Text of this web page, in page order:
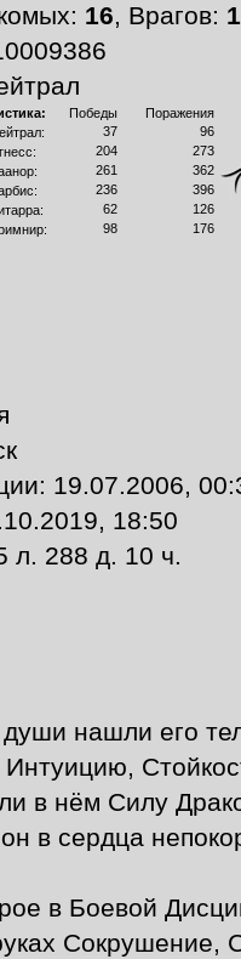
16, Врагов: 1
Победы
Поражения
37
96
204
273
261
362
236
396
62
126
98 176
19.07.2006,
18:50
л. 288 д. 10 ч.
нашли его
в нём Силу
в сердца
в Боевой
Сокрушение,